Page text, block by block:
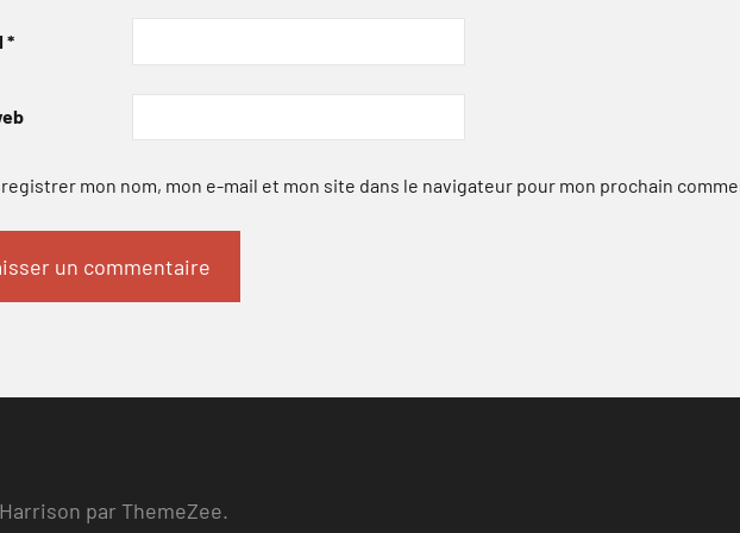
*
mon nom, mon e-mail et mon site dans le navigateur pour mon prochain
par ThemeZee.